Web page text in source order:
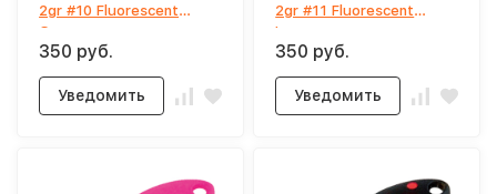
2gr #10 Fluorescent
Green
350 руб.
Уведомить
2gr #11 Fluorescent
Lemon
350 руб.
Уведомить